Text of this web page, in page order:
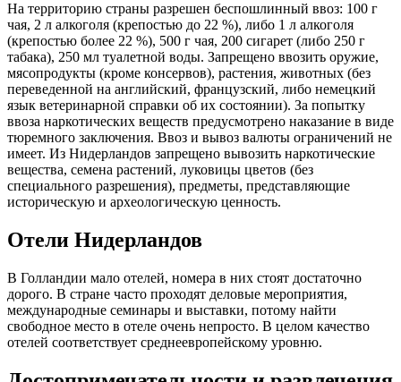
На территорию страны разрешен беспошлинный ввоз: 100 г
чая, 2 л алкоголя (крепостью до 22 %), либо 1 л алкоголя
(крепостью более 22 %), 500 г чая, 200 сигарет (либо 250 г
табака), 250 мл туалетной воды. Запрещено ввозить оружие,
мясопродукты (кроме консервов), растения, животных (без
переведенной на английский, французский, либо немецкий
язык ветеринарной справки об их состоянии). За попытку
ввоза наркотических веществ предусмотрено наказание в виде
тюремного заключения. Ввоз и вывоз валюты ограничений не
имеет. Из Нидерландов запрещено вывозить наркотические
вещества, семена растений, луковицы цветов (без
специального разрешения), предметы, представляющие
историческую и археологическую ценность.
Отели Нидерландов
В Голландии мало отелей, номера в них стоят достаточно
дорого. В стране часто проходят деловые мероприятия,
международные семинары и выставки, потому найти
свободное место в отеле очень непросто. В целом качество
отелей соответствует среднеевропейскому уровню.